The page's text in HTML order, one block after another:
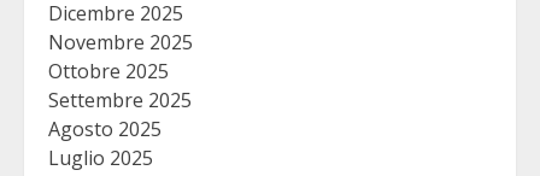
Dicembre 2025
Novembre 2025
Ottobre 2025
Settembre 2025
Agosto 2025
Luglio 2025